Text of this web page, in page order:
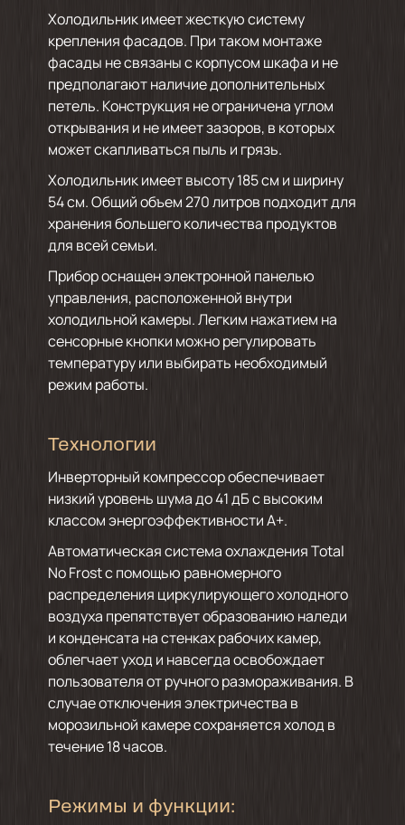
Холодильник имеет жесткую систему
крепления фасадов. При таком монтаже
фасады не связаны с корпусом шкафа и не
предполагают наличие дополнительных
петель. Конструкция не ограничена углом
открывания и не имеет зазоров, в которых
может скапливаться пыль и грязь.
Холодильник имеет высоту 185 см и ширину
54 см. Общий объем 270 литров подходит для
хранения большего количества продуктов
для всей семьи.
Прибор оснащен электронной панелью
управления, расположенной внутри
холодильной камеры. Легким нажатием на
сенсорные кнопки можно регулировать
температуру или выбирать необходимый
режим работы.
Технологии
Инверторный компрессор обеспечивает
низкий уровень шума до 41 дБ с высоким
классом энергоэффективности А+.
Автоматическая система охлаждения Total
No Frost с помощью равномерного
распределения циркулирующего холодного
воздуха препятствует образованию наледи
и конденсата на стенках рабочих камер,
облегчает уход и навсегда освобождает
пользователя от ручного размораживания. В
случае отключения электричества в
морозильной камере сохраняется холод в
течение 18 часов.
Режимы и функции: